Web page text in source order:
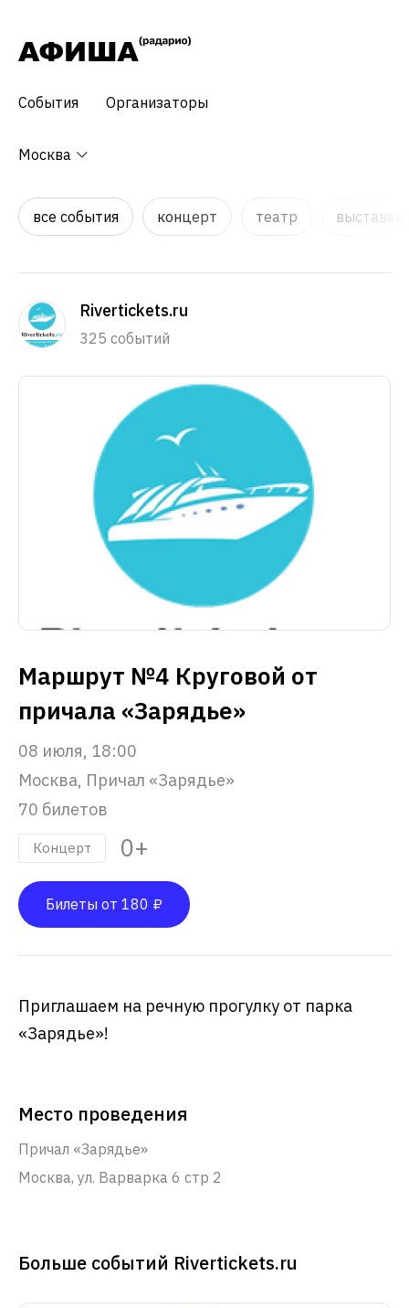
События Организаторы
Москва
все события концерт театр
Rivertickets.ru
325 событий
Маршрут №4 Круговой от
причала «Зарядье»
08 июля, 18:00
Москва, Причал «Зарядье»
70 билетов
Концерт 0+
Билеты от 180 ₽
Приглашаем на речную прогулку от парка
«Зарядье»!
Место проведения
Причал «Зарядье»
Москва, ул. Варварка 6 стр 2
Больше событий Rivertickets.ru